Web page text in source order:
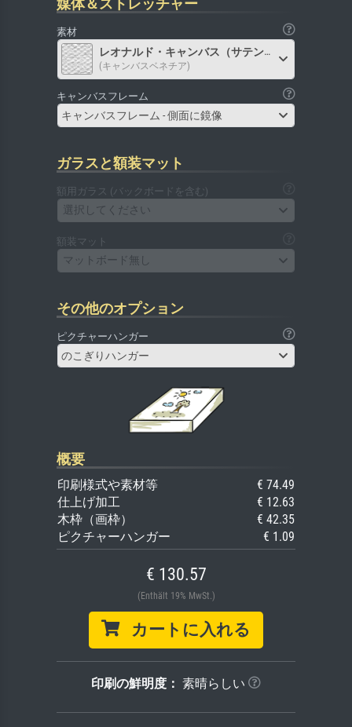
素材
レオナルド・キャンバス（サテン）
(キャンバスベネチア)
キャンバスフレーム
キャンバスフレーム - 側面に鏡像
ガラスと額装マット
額用ガラス (バックボードを含む)
選択してください
額装マット
マットボード無し
その他のオプション
ピクチャーハンガー
のこぎりハンガー
概要
印刷様式や素材等
€ 74.49
仕上げ加工
€ 12.63
木枠（画枠）
€ 42.35
ピクチャーハンガー
€ 1.09
€ 130.57
(Enthält 19% MwSt.)
カートに入れる
印刷の鮮明度： 素晴らしい